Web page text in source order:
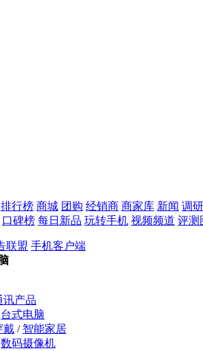
排行榜 商城 团购 经销商 商家库 新闻 调研
口碑榜 每日新品 玩转手机 视频频道 评测
联盟 手机客户端
讯产品
台式电脑
戴 / 智能家居
数码摄像机